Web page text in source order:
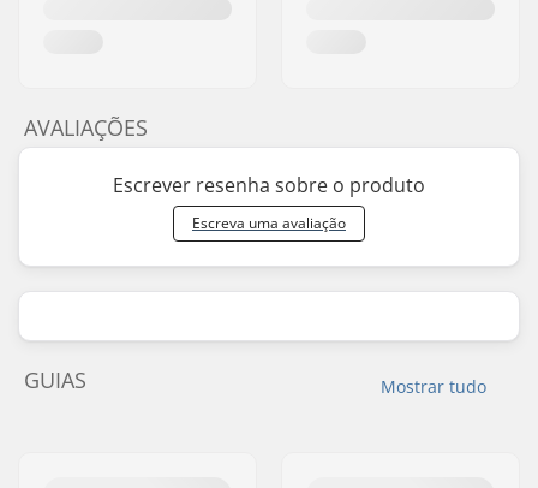
AVALIAÇÕES
Escrever resenha sobre o produto
Escreva uma avaliação
Mostrar tudo
GUIAS